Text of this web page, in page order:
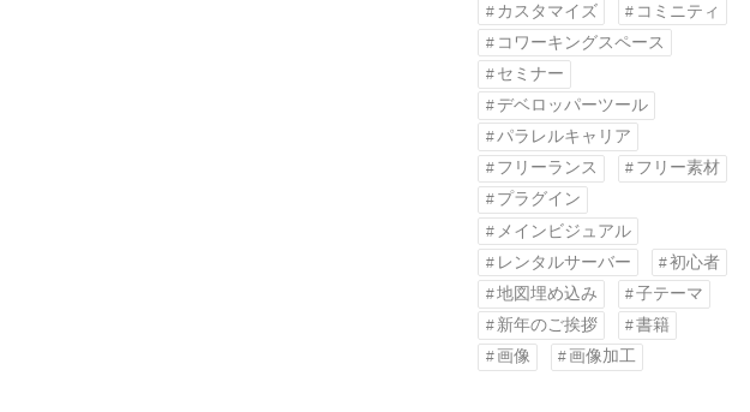
カスタマイズ
コミニティ
コワーキングスペース
セミナー
デベロッパーツール
パラレルキャリア
フリーランス
フリー素材
プラグイン
メインビジュアル
レンタルサーバー
初心者
地図埋め込み
子テーマ
新年のご挨拶
書籍
画像
画像加工